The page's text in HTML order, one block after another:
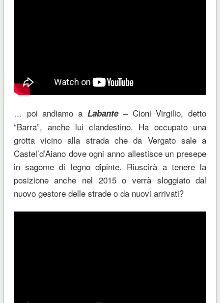
… poi andiamo a Labante– Cioni Virgilio, detto
“Barra”, anche lui clandestino. Ha occupato una
grotta vicino alla strada che da Vergato sale a
Castel’d’Aiano dove ogni anno allestisce un presepe
in sagome di legno dipinte. Riuscirà a tenere la
posizione anche nel 2015 o verrà sloggiato dal
nuovo gestore delle strade o da nuovi arrivati?